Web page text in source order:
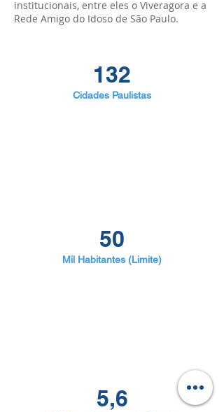
institucionais, entre eles o Viveragora e a
Rede Amigo do Idoso de São Paulo.
132
Cidades Paulistas
50
Mil Habitantes (Limite)
5,6